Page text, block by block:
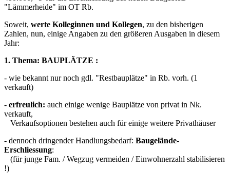
"Lämmerheide" im OT Rb.
Soweit, werte Kolleginnen und Kollegen, zu den bisherigen
Zahlen, nun, einige Angaben zu den größeren Ausgaben in diesem
Jahr:
1. Thema: BAUPLÄTZE :
- wie bekannt nur noch gdl. "Restbauplätze" in Rb. vorh. (1
verkauft)
- erfreulich: auch einige wenige Bauplätze von privat in Nk.
verkauft,
Verkaufsoptionen bestehen auch für einige weitere Privathäuser
- dennoch dringender Handlungsbedarf: Baugelände-
Erschliessung:
(für junge Fam. / Wegzug vermeiden / Einwohnerzahl stabilisieren
!)